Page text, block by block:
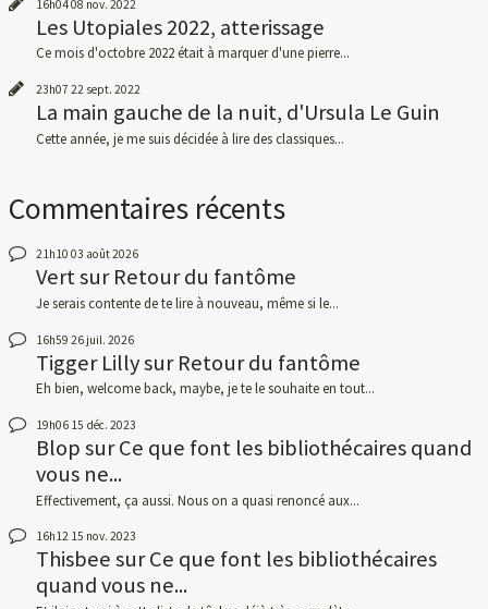
16h0408 nov. 2022
Les Utopiales 2022, atterissage
Ce mois d'octobre 2022 était à marquer d'une pierre...
23h07 22 sept. 2022
La main gauche de la nuit, d'Ursula Le Guin
Cette année, je me suis décidée à lire des classiques...
Commentaires récents
21h10 03 août 2026
VertsurRetour du fantôme
Je serais contente de te lire à nouveau, même si le...
16h59 26 juil. 2026
Tigger LillysurRetour du fantôme
Eh bien, welcome back, maybe, je te le souhaite en tout...
19h06 15 déc. 2023
BlopsurCe que font les bibliothécaires quand
vous ne...
Effectivement, ça aussi. Nous on a quasi renoncé aux...
16h12 15 nov. 2023
ThisbeesurCe que font les bibliothécaires
quand vous ne...